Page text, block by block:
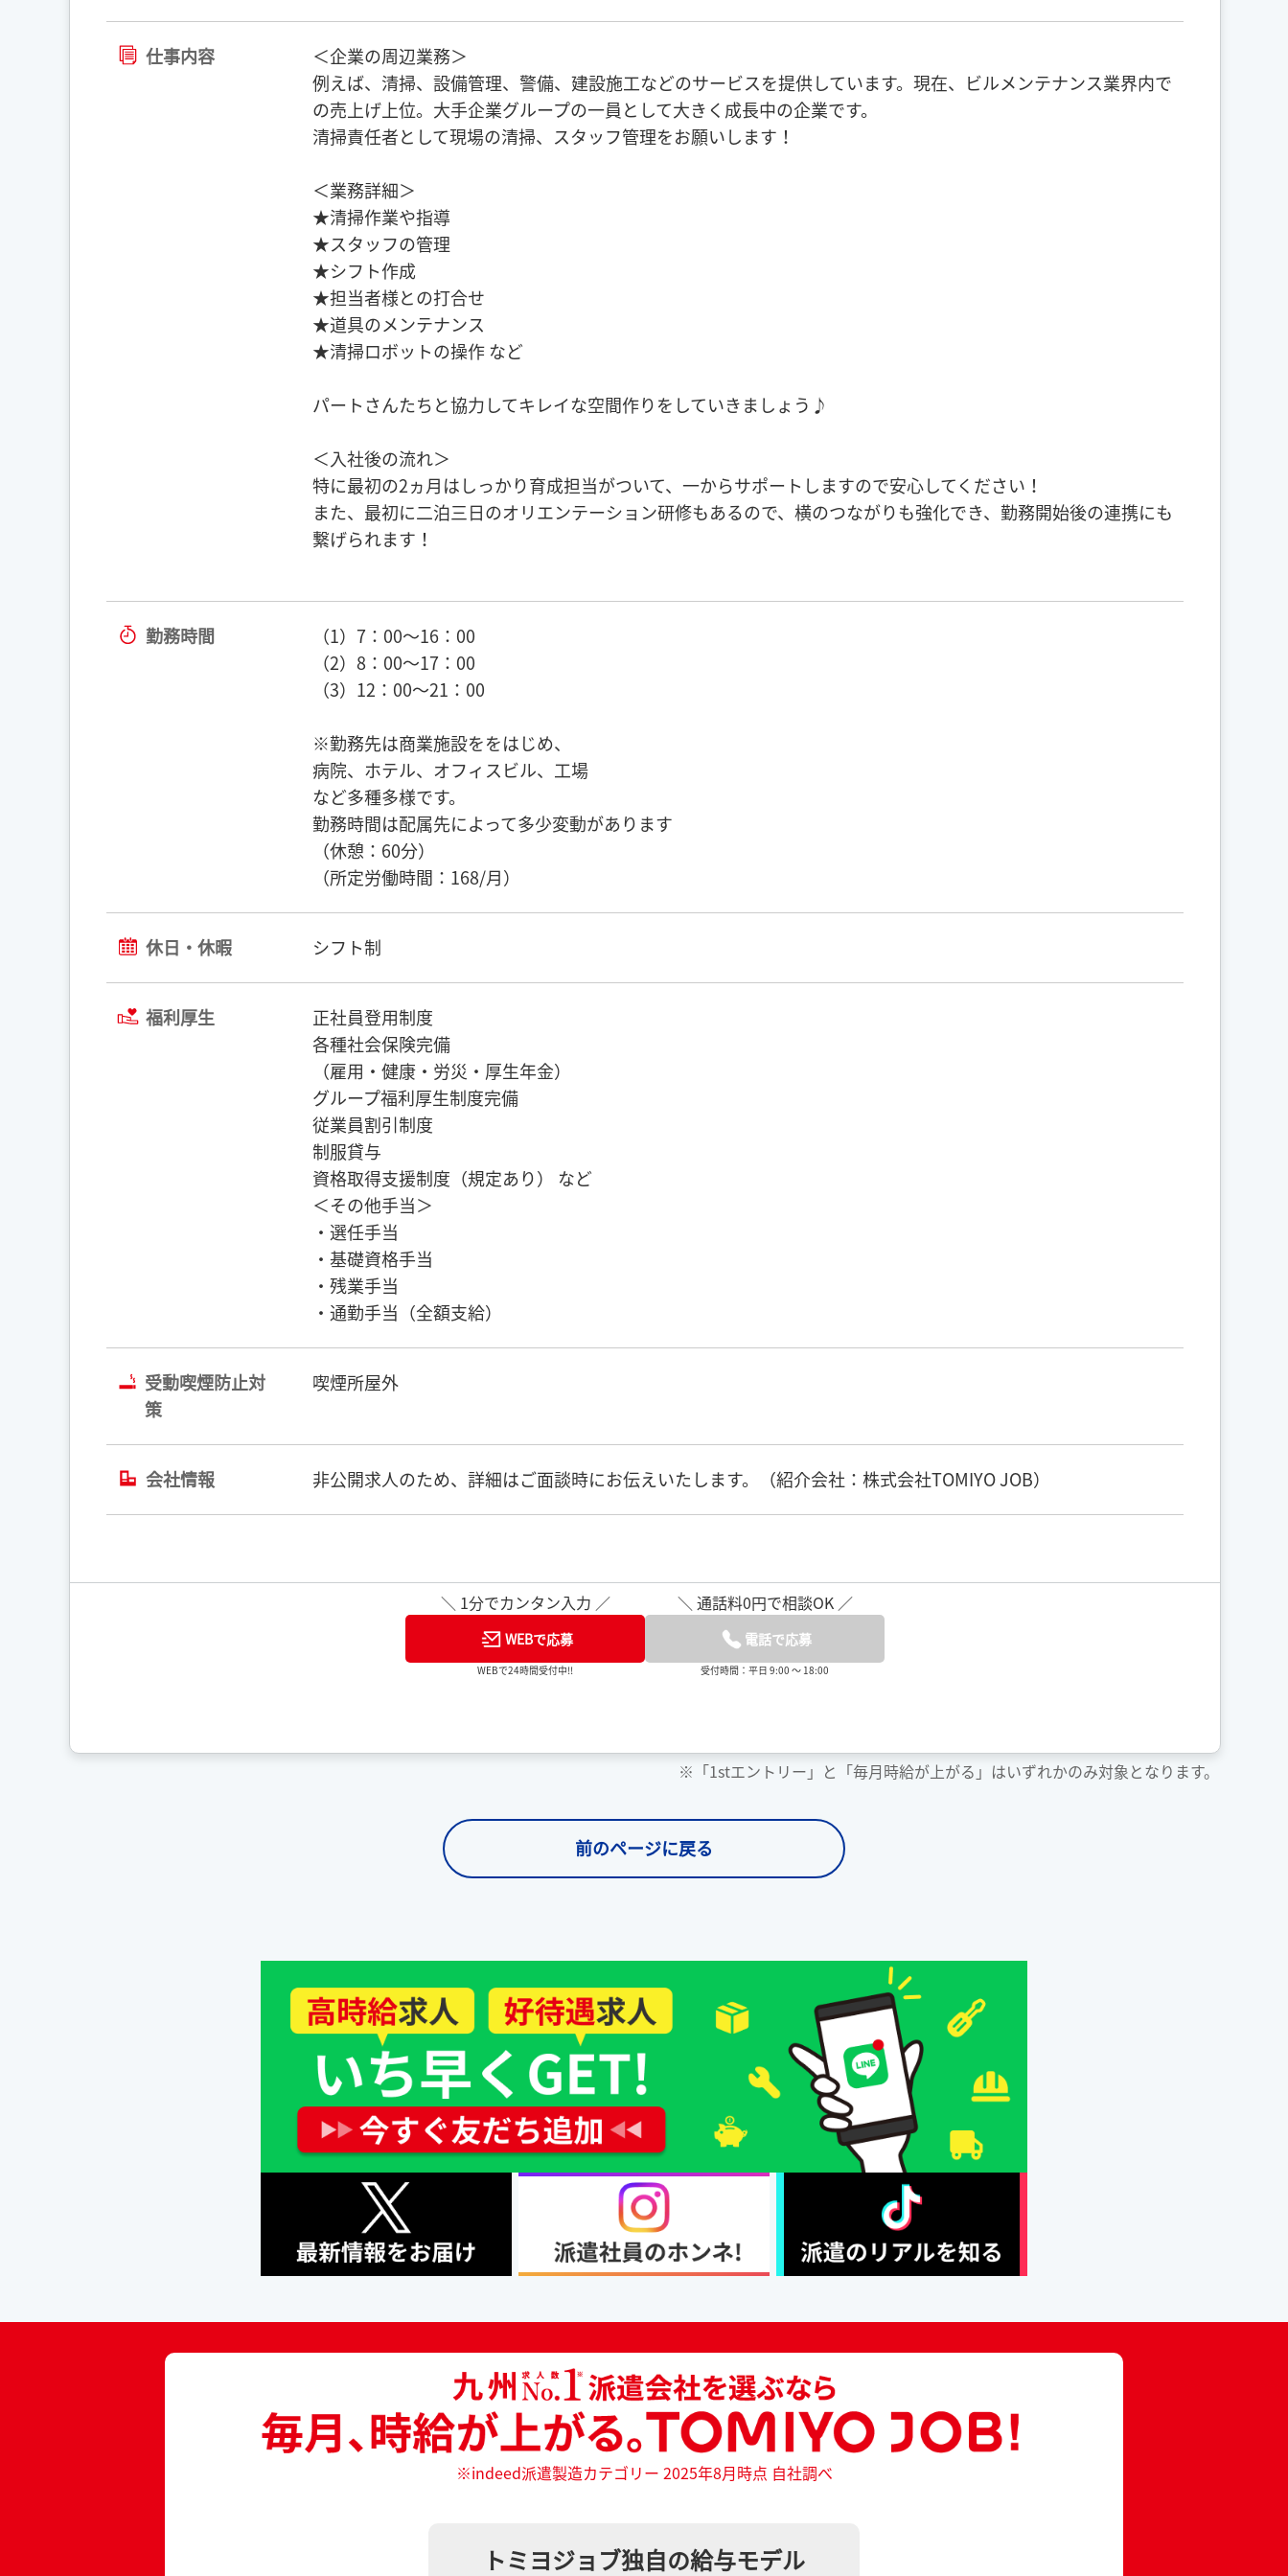
仕事内容
＜企業の周辺業務＞
例えば、清掃、設備管理、警備、建設施工などのサービスを提供しています。現在、ビルメンテナンス業界内で
の売上げ上位。大手企業グループの一員として大きく成長中の企業です。
清掃責任者として現場の清掃、スタッフ管理をお願いします！
＜業務詳細＞
★清掃作業や指導
★スタッフの管理
★シフト作成
★担当者様との打合せ
★道具のメンテナンス
★清掃ロボットの操作 など
パートさんたちと協力してキレイな空間作りをしていきましょう♪
＜入社後の流れ＞
特に最初の2ヵ月はしっかり育成担当がついて、一からサポートしますので安心してください！
また、最初に二泊三日のオリエンテーション研修もあるので、横のつながりも強化でき、勤務開始後の連携にも
繋げられます！
勤務時間
（1）7：00～16：00
（2）8：00～17：00
（3）12：00～21：00
※勤務先は商業施設ををはじめ、
病院、ホテル、オフィスビル、工場
など多種多様です。
勤務時間は配属先によって多少変動があります
（休憩：60分）
（所定労働時間：168/月）
休日・休暇 シフト制
福利厚生
正社員登用制度
各種社会保険完備
（雇用・健康・労災・厚生年金）
グループ福利厚生制度完備
従業員割引制度
制服貸与
資格取得支援制度（規定あり） など
＜その他手当＞
・選任手当
・基礎資格手当
・残業手当
・通勤手当（全額支給）
受動喫煙防止対
策
喫煙所屋外
会社情報 非公開求人のため、詳細はご面談時にお伝えいたします。（紹介会社：株式会社TOMIYO JOB）
＼ 1分でカンタン入力 ／
WEBで応募
WEBで24時間受付中!!
＼ 通話料0円で相談OK ／
電話で応募
受付時間：平日 9:00 ～ 18:00
※「1stエントリー」と「毎月時給が上がる」はいずれかのみ対象となります。
前のページに戻る
※indeed派遣製造カテゴリー 2025年8月時点 自社調べ
トミヨジョブ独自の給与モデル